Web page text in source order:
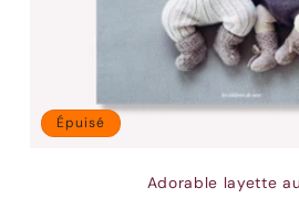
Épuisé
Adorable layette